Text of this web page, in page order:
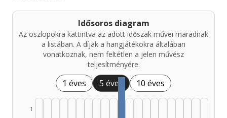
Idősoros diagram
Az oszlopokra kattintva az adott időszak művei maradnak
a listában. A díjak a hangjátékokra általában
vonatkoznak, nem feltétlen a jelen művész
teljesítményére.
1 éves 5 éves 10 éves
1